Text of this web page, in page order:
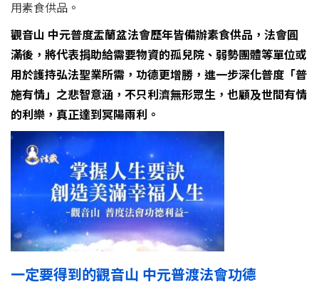
用素食供品。
觀音山 中元普度盂蘭盆法會歷年皆備辦素食供品，法會圓
滿後，將代表捐助給需要物資的孤兒院、弱勢團體等單位或
用於護持弘法聖業所需，功德更增勝，進一步深化普度「普
施有情」之悲智意涵，不只利濟無形眾生，也顧及世間有情
的利樂，真正達到冥陽兩利。
一定要得到的觀音山 中元普渡法會功德